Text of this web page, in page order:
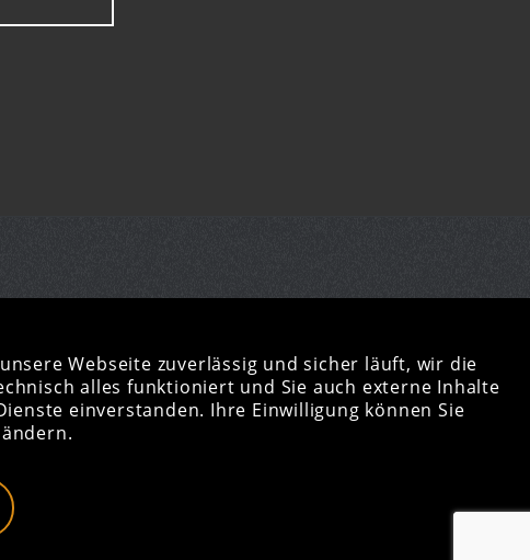
17:00
0
Webseite zuverlässig und sicher läuft, wir die
alles funktioniert und Sie auch externe Inhalte
einverstanden. Ihre Einwilligung können Sie